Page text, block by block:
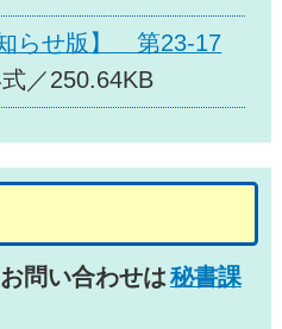
らせ版】 第23-17
／250.64KB
問い合わせは秘書課